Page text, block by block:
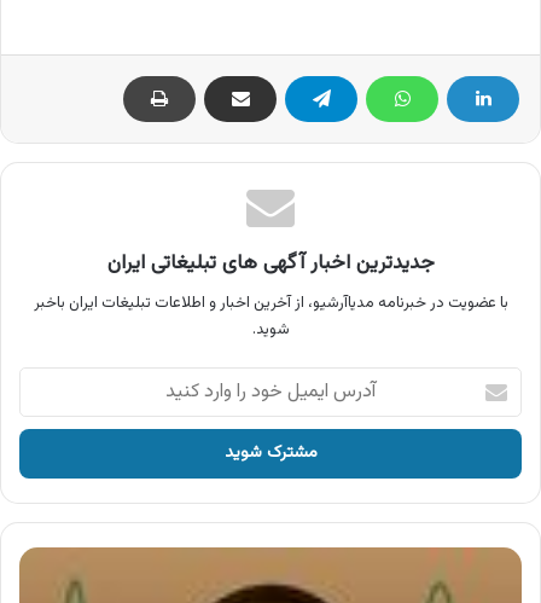
جدیدترین اخبار آگهی های تبلیغاتی ایران
با عضویت در خبرنامه مدیاآرشیو، از آخرین اخبار و اطلاعات تبلیغات ایران باخبر
شوید.
آدرس
ایمیل
خود
وارد
کنید
آگهی